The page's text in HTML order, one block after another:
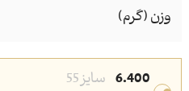
وزن (گرم)
6.400 سایز 55